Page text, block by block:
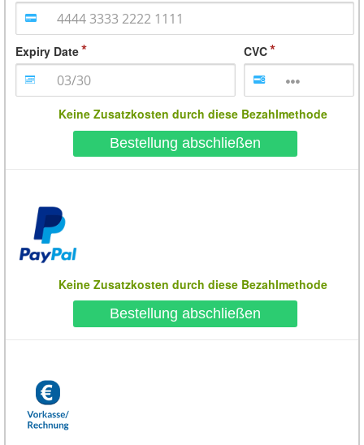
Expiry Date CVC
Keine Zusatzkosten durch diese Bezahlmethode
Bestellung abschließen
Keine Zusatzkosten durch diese Bezahlmethode
Bestellung abschließen